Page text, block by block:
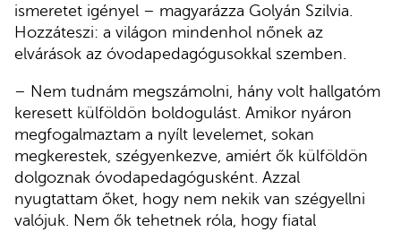
ismeretet igényel – magyarázza Golyán Szilvia.
Hozzáteszi: a világon mindenhol nőnek az
elvárások az óvodapedagógusokkal szemben.
– Nem tudnám megszámolni, hány volt hallgatóm
keresett külföldön boldogulást. Amikor nyáron
megfogalmaztam a nyílt levelemet, sokan
megkerestek, szégyenkezve, amiért ők külföldön
dolgoznak óvodapedagógusként. Azzal
nyugtattam őket, hogy nem nekik van szégyellni
valójuk. Nem ők tehetnek róla, hogy fiatal